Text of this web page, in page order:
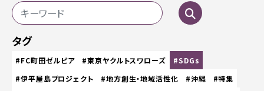
タグ
#FC町田ゼルビア #東京ヤクルトスワローズ
#SDGs
#伊平屋島プロジェクト
#地方創生・地域活性化 #沖縄
#特集